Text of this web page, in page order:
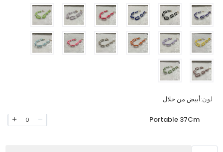
لون:أبيض من خلال
Portable 37Cm
0